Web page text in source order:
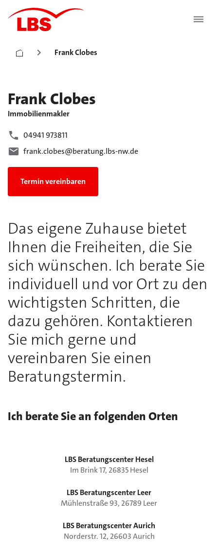
Frank Clobes
FrankClobes
Immobilienmakler
04941 973811
frank.clobes@beratung.lbs-nw.de
Termin vereinbaren
Das eigene Zuhause bietet
Ihnen die Freiheiten, die Sie
sich wünschen. Ich berate Sie
individuell und vor Ort zu den
wichtigsten Schritten, die
dazu gehören. Kontaktieren
Sie mich gerne und
vereinbaren Sie einen
Beratungstermin.
Ich berate Sie an folgenden Orten
LBS Beratungscenter Hesel
Im Brink17, 26835 Hesel
LBS Beratungscenter Leer
Mühlenstraße93, 26789 Leer
LBS Beratungscenter Aurich
Norderstr.12, 26603Aurich